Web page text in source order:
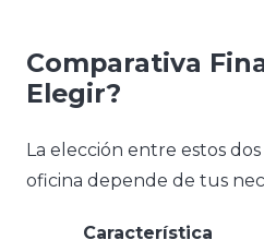
Comparativa
Elegir?
La elección entre estos
oficina depende de tus
Característica